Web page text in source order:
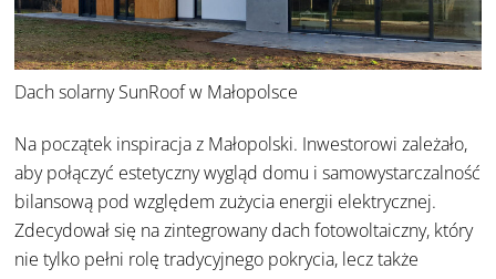
Dach solarny SunRoof w Małopolsce
Na początek inspiracja z Małopolski. Inwestorowi zależało,
aby połączyć estetyczny wygląd domu i samowystarczalność
bilansową pod względem zużycia energii elektrycznej.
Zdecydował się na zintegrowany dach fotowoltaiczny, który
nie tylko pełni rolę tradycyjnego pokrycia, lecz także